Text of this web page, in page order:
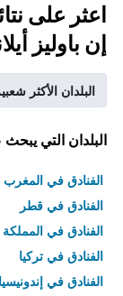
اعثر على
إن باوليز
البلدان الأكثر
البلدان التي
الفنادق في المغرب
الفنادق في قطر
الفنادق في المملكة
الفنادق في تركيا
الفنادق في إندونيسيا